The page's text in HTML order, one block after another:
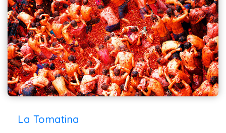
La Tomatina